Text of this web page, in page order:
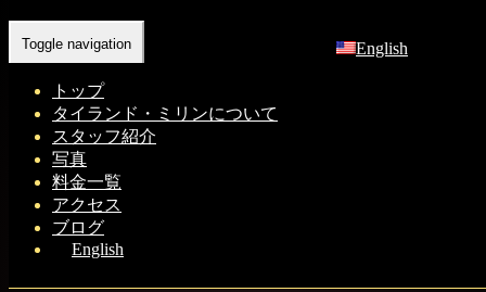
English
Toggle navigation
トップ
タイランド・ミリンについて
スタッフ紹介
写真
料金一覧
アクセス
ブログ
English
Home- Tur…